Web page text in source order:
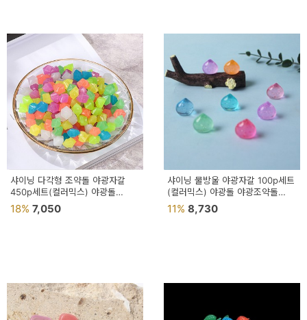
샤이닝 다각형 조약돌 야광자갈
450p세트(컬러믹스) 야광돌
야광조약돌 야광자갈돌 어항돌
18% 7,050
샤이닝 물방울 야광자갈 100p세트
(컬러믹스) 야광돌 야광조약돌
야광자갈돌 어항돌
11% 8,730